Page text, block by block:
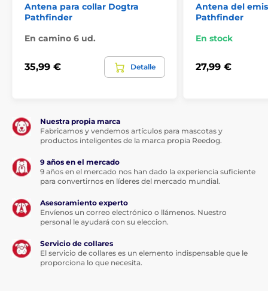
Antena para collar Dogtra
Pathfinder
En camino 6 ud.
35,99 € Detalle
Antena del
Pathfinder
En stock
27,99 €
Nuestra propia marca
Fabricamos y vendemos artículos para mascotas y
productos inteligentes de la marca propia Reedog.
9 años en el mercado
9 años en el mercado nos han dado la experiencia suficiente
para convertirnos en líderes del mercado mundial.
Asesoramiento experto
Envíenos un correo electrónico o llámenos. Nuestro
personal le ayudará con su eleccion.
Servicio de collares
El servicio de collares es un elemento indispensable que le
proporciona lo que necesita.